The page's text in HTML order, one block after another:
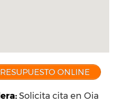
ONLINE
Solicita cita en Oia